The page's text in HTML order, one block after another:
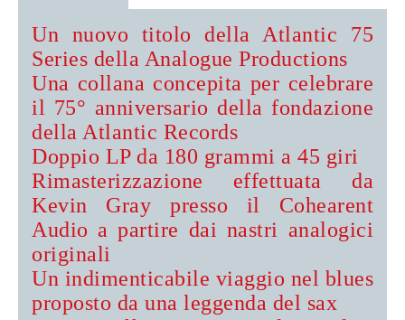
Un nuovo titolo della Atlantic 75
Series della Analogue Productions
Una collana concepita per celebrare
il 75° anniversario della fondazione
della Atlantic Records
Doppio LP da 180 grammi a 45 giri
Rimasterizzazione effettuata da
Kevin Gray presso il Cohearent
Audio a partire dai nastri analogici
originali
Un indimenticabile viaggio nel blues
proposto da una leggenda del sax